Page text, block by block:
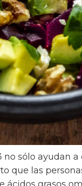
no sólo ayudan
que las